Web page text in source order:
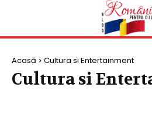
Acasă Cultura si Entertainment
Cultura si